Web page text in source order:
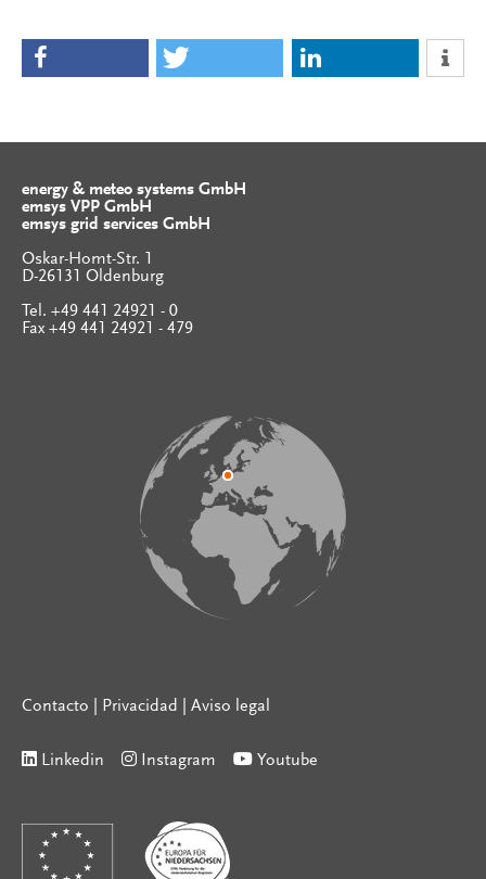
energy & meteo systems GmbH
emsys VPP GmbH
emsys grid services GmbH
Oskar-Homt-Str. 1
D-26131 Oldenburg
Tel. +49 441 24921 - 0
Fax +49 441 24921 - 479
Contacto Privacidad Aviso legal
Linkedin Instagram Youtube